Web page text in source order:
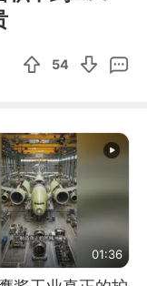
54
01:36